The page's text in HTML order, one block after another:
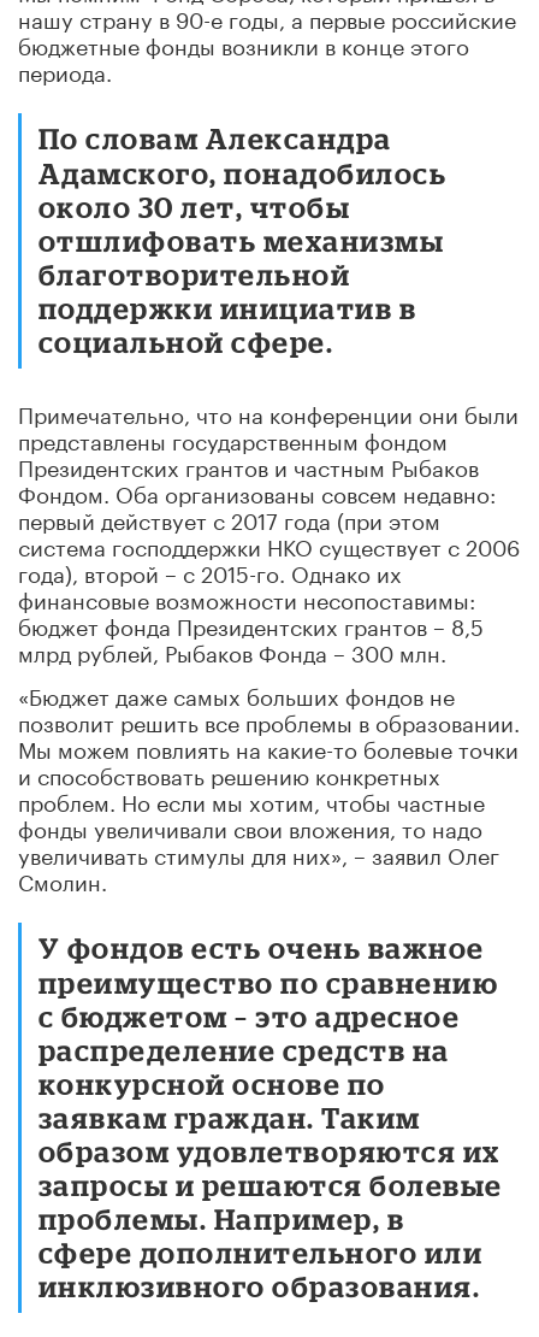
нашу страну в 90-е годы, а первые российские
бюджетные фонды возникли в конце этого
периода.
По словам Александра
Адамского, понадобилось
около 30 лет, чтобы
отшлифовать механизмы
благотворительной
поддержки инициатив в
социальной сфере.
Примечательно, что на конференции они были
представлены государственным фондом
Президентских грантов и частным Рыбаков
Фондом. Оба организованы совсем недавно:
первый действует с 2017 года (при этом
система господдержки НКО существует с 2006
года), второй – с 2015-го. Однако их
финансовые возможности несопоставимы:
бюджет фонда Президентских грантов – 8,5
млрд рублей, Рыбаков Фонда – 300 млн.
«Бюджет даже самых больших фондов не
позволит решить все проблемы в образовании.
Мы можем повлиять на какие-то болевые точки
и способствовать решению конкретных
проблем. Но если мы хотим, чтобы частные
фонды увеличивали свои вложения, то надо
увеличивать стимулы для них», – заявил Олег
Смолин.
У фондов есть очень важное
преимущество по сравнению
с бюджетом – это адресное
распределение средств на
конкурсной основе по
заявкам граждан. Таким
образом удовлетворяются их
запросы и решаются болевые
проблемы. Например, в
сфере дополнительного или
инклюзивного образования.